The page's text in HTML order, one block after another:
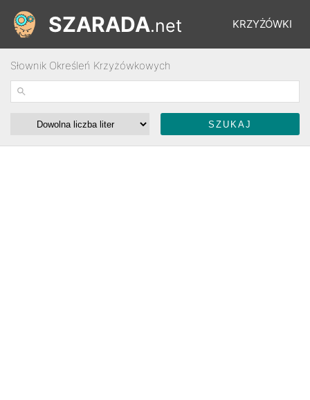
KRZYŻÓWKI
ŁAMIGŁÓWKI
SZARADA.net
Słownik Określeń Krzyżówkowych